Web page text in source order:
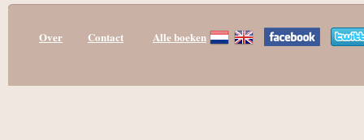
Over Contact Alle boeken